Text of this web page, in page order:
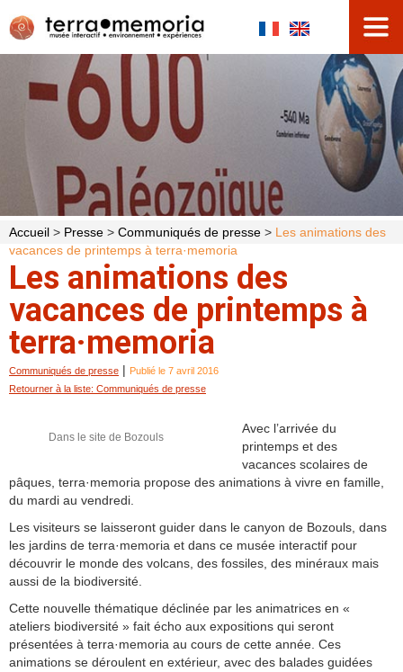
Accueil > Presse > Communiqués de presse > Les animations des
vacances de printemps à terra·memoria
Les animations des
vacances de printemps à
terra·memoria
Communiqués de presse | Publié le 7 avril 2016
Retourner à la liste: Communiqués de presse
Dans le site de Bozouls
Avec l’arrivée du
printemps et des
vacances scolaires de
pâques, terra·memoria propose des animations à vivre en famille,
du mardi au vendredi.
Les visiteurs se laisseront guider dans le canyon de Bozouls, dans
les jardins de terra·memoria et dans ce musée interactif pour
découvrir le monde des volcans, des fossiles, des minéraux mais
aussi de la biodiversité.
Cette nouvelle thématique déclinée par les animatrices en «
ateliers biodiversité » fait écho aux expositions qui seront
présentées à terra·memoria au cours de cette année. Ces
animations se déroulent en extérieur, avec des balades guidées